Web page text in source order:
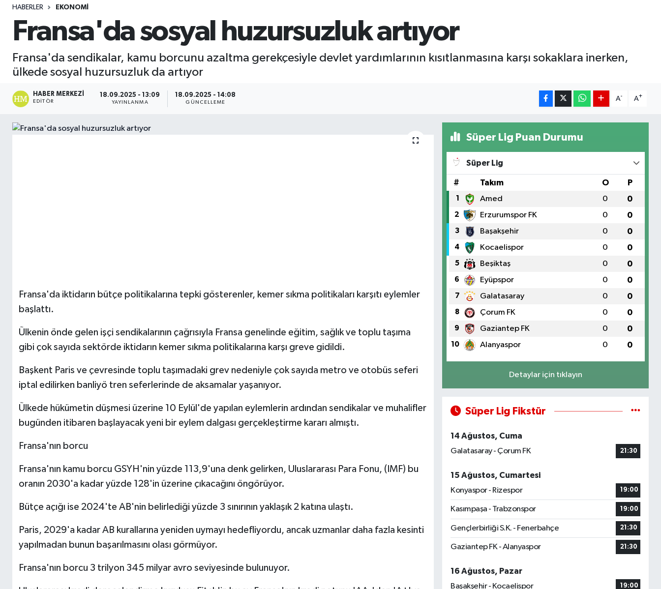
HABERLER EKONOMI
Fransa'da sosyal huzursuzluk artıyor
Fransa'da sendikalar, kamu borcunu azaltma gerekçesiyle devlet yardımlarının kısıtlanmasına karşı sokaklara inerken,
ülkede sosyal huzursuzluk da artıyor
HABER MERKEZI
EDITÖR
18.09.2025 - 13:09
YAYINLANMA
18.09.2025 - 14:08
GÜNCELLEME
A- A+
Fransa'da iktidarın bütçe politikalarına tepki gösterenler, kemer sıkma politikaları karşıtı eylemler
başlattı.
Ülkenin önde gelen işçi sendikalarının çağrısıyla Fransa genelinde eğitim, sağlık ve toplu taşıma
gibi çok sayıda sektörde iktidarın kemer sıkma politikalarına karşı greve gidildi.
Başkent Paris ve çevresinde toplu taşımadaki grev nedeniyle çok sayıda metro ve otobüs seferi
iptal edilirken banliyö tren seferlerinde de aksamalar yaşanıyor.
Ülkede hükümetin düşmesi üzerine 10 Eylül'de yapılan eylemlerin ardından sendikalar ve muhalifler
bugünden itibaren başlayacak yeni bir eylem dalgası gerçekleştirme kararı almıştı.
Fransa'nın borcu
Fransa'nın kamu borcu GSYH'nin yüzde 113,9'una denk gelirken, Uluslararası Para Fonu, (IMF) bu
oranın 2030'a kadar yüzde 128'in üzerine çıkacağını öngörüyor.
Bütçe açığı ise 2024'te AB'nin belirlediği yüzde 3 sınırının yaklaşık 2 katına ulaştı.
Paris, 2029'a kadar AB kurallarına yeniden uymayı hedefliyordu, ancak uzmanlar daha fazla kesinti
yapılmadan bunun başarılmasını olası görmüyor.
Fransa'nın borcu 3 trilyon 345 milyar avro seviyesinde bulunuyor.
Süper Lig Puan Durumu
Süper Lig
# Takım O P
1 Amed 0 0
2 Erzurumspor FK 0 0
3 Başakşehir 0 0
4 Kocaelispor 0 0
5 Beşiktaş 0 0
6 Eyüpspor 0 0
7 Galatasaray 0 0
8 Çorum FK 0 0
9 Gaziantep FK 0 0
10 Alanyaspor 0 0
Detaylar için tıklayın
Süper Lig Fikstür
14 Ağustos, Cuma
Galatasaray - Çorum FK
21:30
15 Ağustos, Cumartesi
Konyaspor - Rizespor
19:00
Kasımpaşa - Trabzonspor 19:00
Gençlerbirliği S.K. - Fenerbahçe 21:30
Gaziantep FK - Alanyaspor 21:30
16 Ağustos, Pazar
Başakşehir - Kocaelispor
19:00
Seri İlan
Siyaset
Spor